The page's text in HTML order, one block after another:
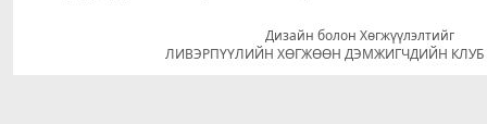
Дизайн болон Хөгжүүлэлтийг
ЛИВЭРПҮҮЛИЙН ХӨГЖӨӨН ДЭМЖИГЧДИЙН КЛУБ